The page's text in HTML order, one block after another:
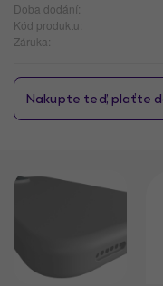
Doba dodání:
Kód produktu:
Záruka: